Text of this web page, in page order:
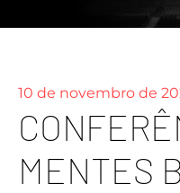
10 de novembro de
MENTES